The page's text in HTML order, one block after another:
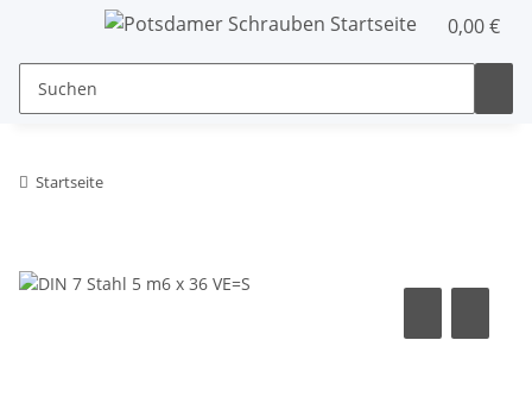
0,00 €
Startseite